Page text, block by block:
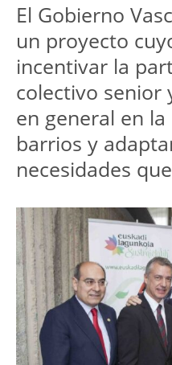
El Gobierno
un proyecto
incentivar la
colectivo senior
en general en
barrios y
necesidades